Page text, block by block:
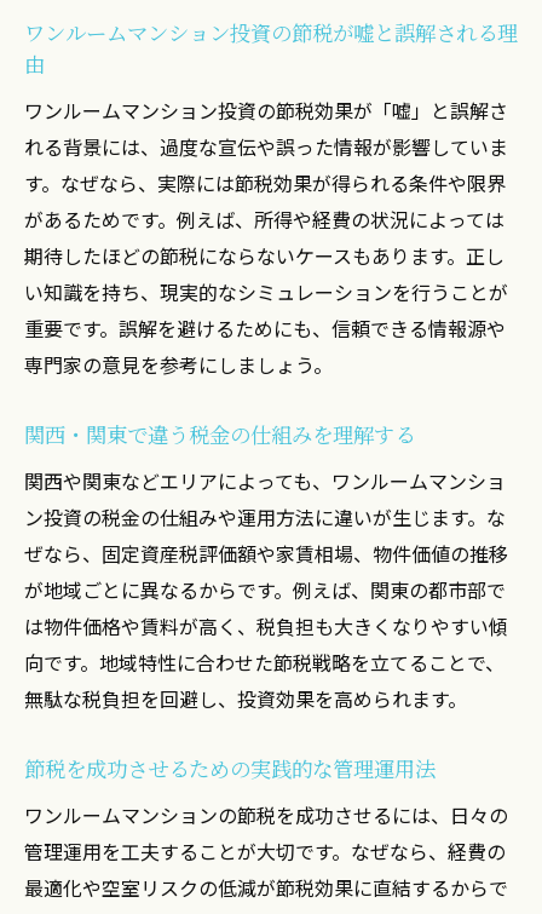
節税目的で売却する際のリスクと注意点
売却時の減価償却活用で節税効果を高める
投資用物件運用で失敗しない節税のコツとは
ワンルームマンション運用で避けたい節税
の落とし穴
投資用物件の管理と節税計画の立て方
税金対策で失敗しやすい運用パターン
関西・関東で役立つ節税ノウハウ集
売却まで見据えた運用で税金を抑える方法
投資用ワンルームの節税で実践したい管理
ワンルームマンション投資は本当に節税にな
る？
ワンルームマンション投資の節税効果を検
証
投資用物件で節税できる年収の目安と実態
運用や管理で節税が難しいケースを解説
やめとけと言われる理由と本当のリスク
投資で節税に成功した体験談も紹介
減価償却の年数と税金対策の実践ポイント
ワンルームマンション減価償却の基本と運
ワンルームマンション投資の節税が嘘と誤解される理
由
ワンルームマンション投資の節税効果が「嘘」と誤解さ
れる背景には、過度な宣伝や誤った情報が影響していま
す。なぜなら、実際には節税効果が得られる条件や限界
があるためです。例えば、所得や経費の状況によっては
期待したほどの節税にならないケースもあります。正し
い知識を持ち、現実的なシミュレーションを行うことが
重要です。誤解を避けるためにも、信頼できる情報源や
専門家の意見を参考にしましょう。
関西・関東で違う税金の仕組みを理解する
関西や関東などエリアによっても、ワンルームマンショ
ン投資の税金の仕組みや運用方法に違いが生じます。な
ぜなら、固定資産税評価額や家賃相場、物件価値の推移
が地域ごとに異なるからです。例えば、関東の都市部で
は物件価格や賃料が高く、税負担も大きくなりやすい傾
向です。地域特性に合わせた節税戦略を立てることで、
無駄な税負担を回避し、投資効果を高められます。
節税を成功させるための実践的な管理運用法
ワンルームマンションの節税を成功させるには、日々の
管理運用を工夫することが大切です。なぜなら、経費の
最適化や空室リスクの低減が節税効果に直結するからで